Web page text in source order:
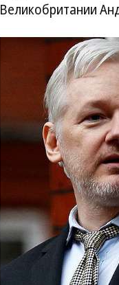
Великобритании